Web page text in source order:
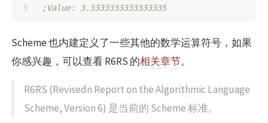
;Value: 3.3333333333333335
Scheme 也内建定义了一些其他的数学运算符号，如果
你感兴趣，可以查看 R6RS 的相关章节。
R6RS (Revisedn Report on the Algorithmic Language
Scheme, Version 6) 是当前的 Scheme 标准。